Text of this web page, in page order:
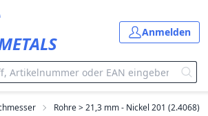
Anmelden
Rohre > 21,3 mm - Nickel 201 (2.4068)